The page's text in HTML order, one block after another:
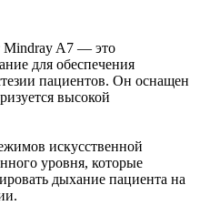
Mindray A7 — это
для обеспечения
пациентов. Он оснащен
высокой
искусственной
уровня, которые
дыхание пациента на